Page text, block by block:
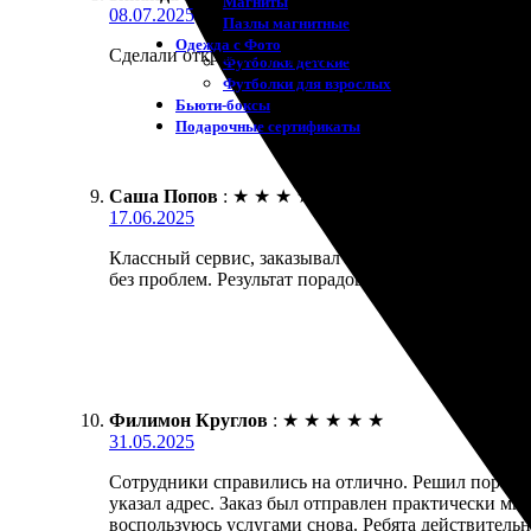
Пазлы магнитные
Одежда с Фото
Футболки детские
Футболки для взрослых
Бьюти-боксы
Подарочные сертификаты
08.07.2025
Сделали открытки на раз, два! Сервис удобный,
Саша Попов : ★ ★ ★ ★
17.06.2025
Классный сервис, заказывал открытки с
без проблем. Результат порадовал, рекомендую!
Филимон Круглов : ★ ★ ★ ★ ★
31.05.2025
Сотрудники справились на отлично. Решил
указал адрес. Заказ был отправлен практически
воспользуюсь услугами снова. Ребята